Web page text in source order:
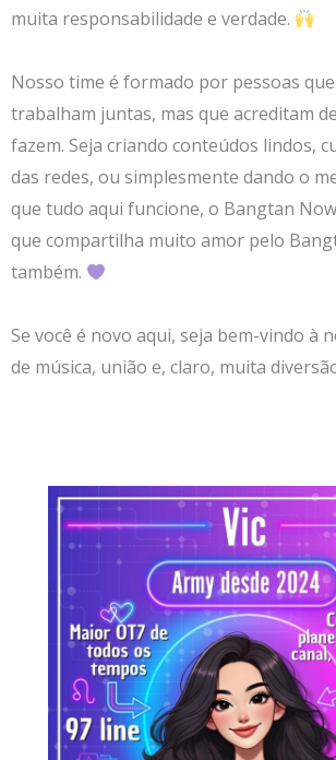
muita responsabilidade e verdade.
Nosso time é formado por pessoas
trabalham juntas, mas que acreditam
fazem. Seja criando conteúdos lindos,
das redes, ou simplesmente dando o
que tudo aqui funcione, o Bangtan
que compartilha muito amor pelo
também.
Se você é novo aqui, seja bem-vindo à
de música, união e, claro, muita